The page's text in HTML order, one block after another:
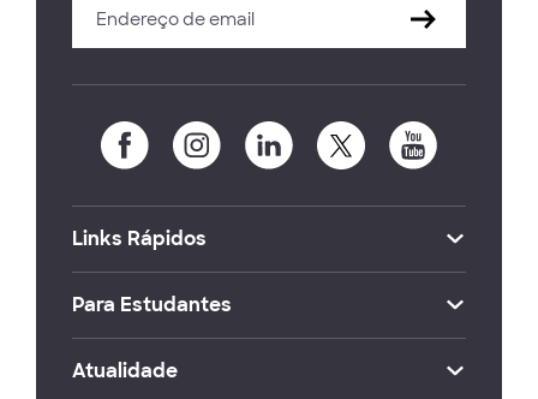
Links Rápidos
Para Estudantes
Atualidade